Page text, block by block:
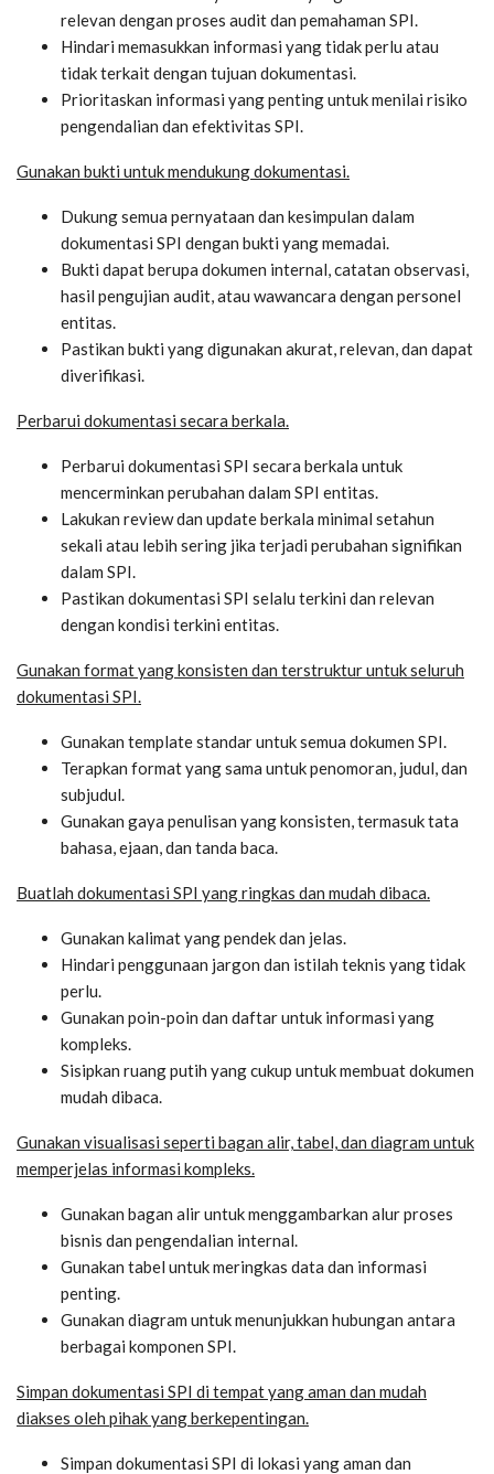
relevan dengan proses audit dan pemahaman SPI.
Hindari memasukkan informasi yang tidak perlu atau
tidak terkait dengan tujuan dokumentasi.
Prioritaskan informasi yang penting untuk menilai risiko
pengendalian dan efektivitas SPI.
Gunakan bukti untuk mendukung dokumentasi.
Dukung semua pernyataan dan kesimpulan dalam
dokumentasi SPI dengan bukti yang memadai.
Bukti dapat berupa dokumen internal, catatan observasi,
hasil pengujian audit, atau wawancara dengan personel
entitas.
Pastikan bukti yang digunakan akurat, relevan, dan dapat
diverifikasi.
Perbarui dokumentasi secara berkala.
Perbarui dokumentasi SPI secara berkala untuk
mencerminkan perubahan dalam SPI entitas.
Lakukan review dan update berkala minimal setahun
sekali atau lebih sering jika terjadi perubahan signifikan
dalam SPI.
Pastikan dokumentasi SPI selalu terkini dan relevan
dengan kondisi terkini entitas.
Gunakan format yang konsisten dan terstruktur untuk seluruh
dokumentasi SPI.
Gunakan template standar untuk semua dokumen SPI.
Terapkan format yang sama untuk penomoran, judul, dan
subjudul.
Gunakan gaya penulisan yang konsisten, termasuk tata
bahasa, ejaan, dan tanda baca.
Buatlah dokumentasi SPI yang ringkas dan mudah dibaca.
Gunakan kalimat yang pendek dan jelas.
Hindari penggunaan jargon dan istilah teknis yang tidak
perlu.
Gunakan poin-poin dan daftar untuk informasi yang
kompleks.
Sisipkan ruang putih yang cukup untuk membuat dokumen
mudah dibaca.
Gunakan visualisasi seperti bagan alir, tabel, dan diagram untuk
memperjelas informasi kompleks.
Gunakan bagan alir untuk menggambarkan alur proses
bisnis dan pengendalian internal.
Gunakan tabel untuk meringkas data dan informasi
penting.
Gunakan diagram untuk menunjukkan hubungan antara
berbagai komponen SPI.
Simpan dokumentasi SPI di tempat yang aman dan mudah
diakses oleh pihak yang berkepentingan.
Simpan dokumentasi SPI di lokasi yang aman dan